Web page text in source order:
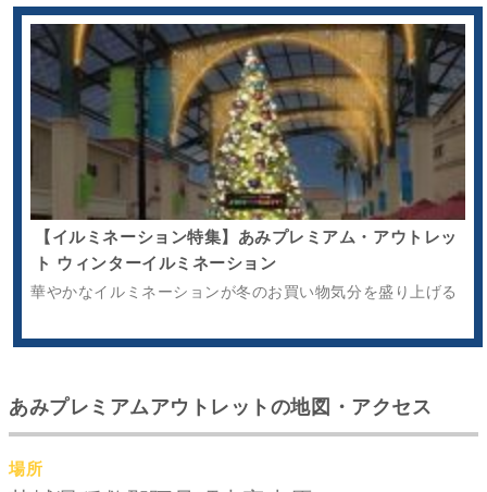
【イルミネーション特集】あみプレミアム・アウトレッ
ト ウィンターイルミネーション
華やかなイルミネーションが冬のお買い物気分を盛り上げる
あみプレミアムアウトレットの地図・アクセス
場所